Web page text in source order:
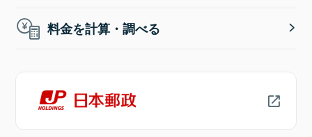
料金を計算・調べる